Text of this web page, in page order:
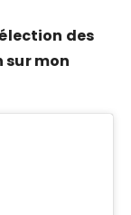
des
sur mon